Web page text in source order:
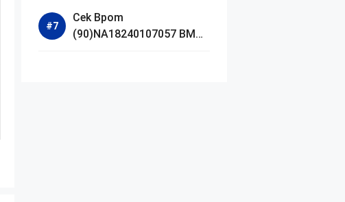
De Parfum
Cek Bpom
(90)NA18240107057 BMG